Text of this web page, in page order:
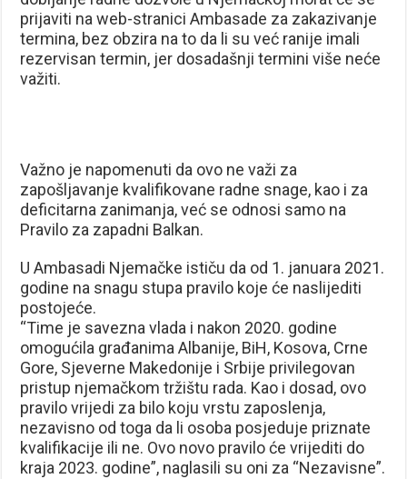
prijaviti na web-stranici Ambasade za zakazivanje
termina, bez obzira na to da li su već ranije imali
rezervisan termin, jer dosadašnji termini više neće
važiti.
Važno je napomenuti da ovo ne važi za
zapošljavanje kvalifikovane radne snage, kao i za
deficitarna zanimanja, već se odnosi samo na
Pravilo za zapadni Balkan.
U Ambasadi Njemačke ističu da od 1. januara 2021.
godine na snagu stupa pravilo koje će naslijediti
postojeće.
“Time je savezna vlada i nakon 2020. godine
omogućila građanima Albanije, BiH, Kosova, Crne
Gore, Sjeverne Makedonije i Srbije privilegovan
pristup njemačkom tržištu rada. Kao i dosad, ovo
pravilo vrijedi za bilo koju vrstu zaposlenja,
nezavisno od toga da li osoba posjeduje priznate
kvalifikacije ili ne. Ovo novo pravilo će vrijediti do
kraja 2023. godine”, naglasili su oni za “Nezavisne”.